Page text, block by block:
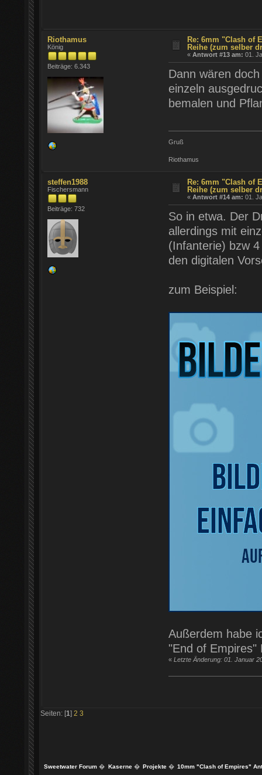
Riothamus
König
Beiträge: 6.343
Re: 6mm "Clash of
Reihe (zum selber
«Antwort #13 am: 01.
Dann wären
einzeln
bemalen und
Gruß
Riothamus
steffen1988
Fischersmann
Beiträge: 732
Re: 6mm "Clash of
Reihe (zum selber
«Antwort #14 am: 01.
So in etwa. Der
allerdings mit
(Infanterie) bzw
den digitalen
zum Beispiel:
Außerdem habe
"End of Empires"
« Letzte Änderung: 01. Januar
Seiten: [1] 2 3
Sweetwater Forum � Kaserne� Projekte� 10mm "Clash of Empires"